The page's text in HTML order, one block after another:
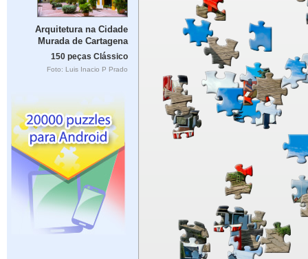
Arquitetura na Cidade
Murada de Cartagena
150 peças Clássico
Foto: Luis Inacio P Prado